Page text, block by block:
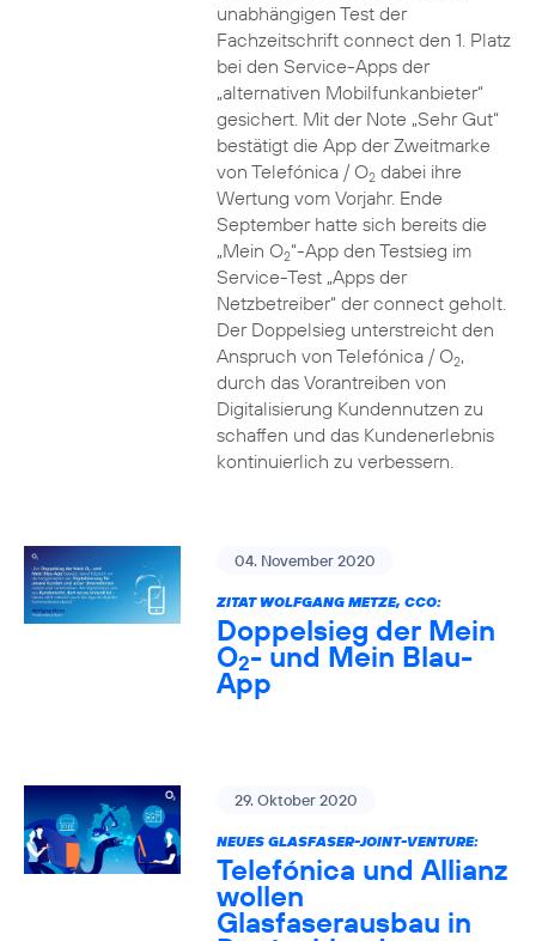
unabhängigen Test der
Fachzeitschrift connect den 1. Platz
bei den Service-Apps der
„alternativen Mobilfunkanbieter“
gesichert. Mit der Note „Sehr Gut“
bestätigt die App der Zweitmarke
von Telefónica / O2dabei ihre
Wertung vom Vorjahr. Ende
September hatte sich bereits die
„Mein O2“-App den Testsieg im
Service-Test „Apps der
Netzbetreiber“ der connect geholt.
Der Doppelsieg unterstreicht den
Anspruch von Telefónica / O2,
durch das Vorantreiben von
Digitalisierung Kundennutzen zu
schaffen und das Kundenerlebnis
kontinuierlich zu verbessern.
04. November 2020
ZITAT WOLFGANG METZE, CCO:
Doppelsieg der Mein
O2- und Mein Blau-
App
29. Oktober 2020
NEUES GLASFASER-JOINT-VENTURE:
Telefónica und Allianz
wollen
Glasfaserausbau in